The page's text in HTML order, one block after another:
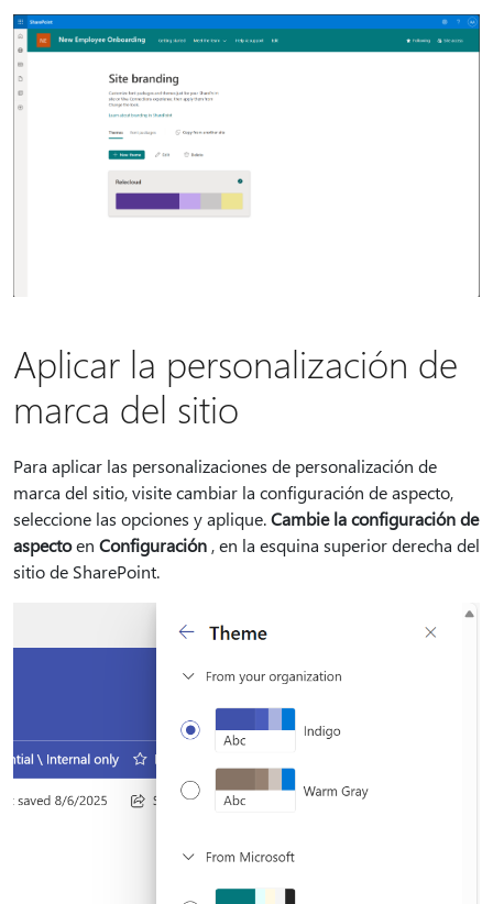
Aplicar la personalización de
marca del sitio
Para aplicar las personalizaciones de personalización de
marca del sitio, visite cambiar la configuración de aspecto,
seleccione las opciones y aplique.Cambie la configuración de
aspectoen Configuración , en la esquina superior derecha del
sitio de SharePoint.